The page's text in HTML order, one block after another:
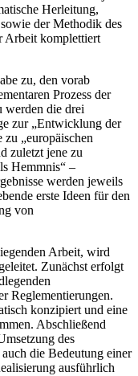
Herleitung,
der Methodik des
Arbeit komplettiert
zu, den vorab
Prozess der
werden die drei
zur „Entwicklung der
zu „europäischen
zuletzt jene zu
Hemmnis“ –
werden jeweils
erste Ideen für den
von
Arbeit, wird
Zunächst erfolgt
Reglementierungen.
konzipiert und eine
Abschließend
des
die Bedeutung einer
ausführlich